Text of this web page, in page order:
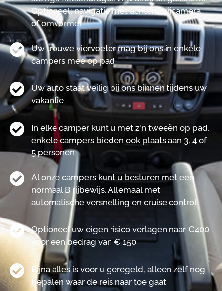
Optioneel; navigatie met achteruitrijcamera
of omvormer
Uw trouwe viervoeter mag bij ons in enkele
campers mee op pad
Uw auto staat veilig bij ons binnen tijdens uw
vakantie
In elke camper kunt u met z'n tweeën op pad,
enkele campers bieden ook plaats aan 3, 4 of
5 personen
Al onze campers kunt u besturen met een
normaal B rijbewijs. Allemaal met
automatische versnelling en cruise control
Optioneel uw eigen risico verlagen naar €400
voor een bedrag van € 150
Bijna alles is voor u geregeld, alleen zelf nog
bepalen waar de reis naar toe gaat